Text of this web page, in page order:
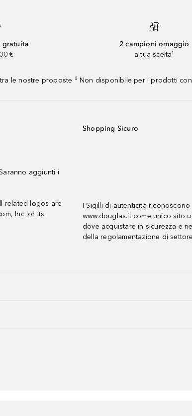
gratuita
€
2 campioni omaggio
a tua scelta¹
le nostre proposte ² Non disponibile per i prodotti
aggiunti i
related logos are
Inc. or its
Shopping Sicuro
I Sigilli di autenticità riconoscono
www.douglas.it come unico sito
dove acquistare in sicurezza e
della regolamentazione di